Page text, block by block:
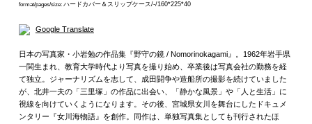
format/pages/size: ハードカバー＆スリップケース/-/160*225*40
Google Translate
日本の写真家・小岩勉の作品集『野守の鏡 / Nomorinokagami』。1962年岩手県
一関生まれ、教育大学時代より写真を撮り始め、卒業後は写真会社の勤務を経
て独立。ジャーナリズムを志して、成田闘争や造船所の撮影を続けていました
が、北井一夫の「三里塚」の作品に出会い、「静かな風景」や「人と生活」に
視線を向けていくようになります。その後、宮城県女川を舞台にしたドキュメ
ンタリー『女川海物語』を創作。同作は、単独写真集としても刊行されたほ